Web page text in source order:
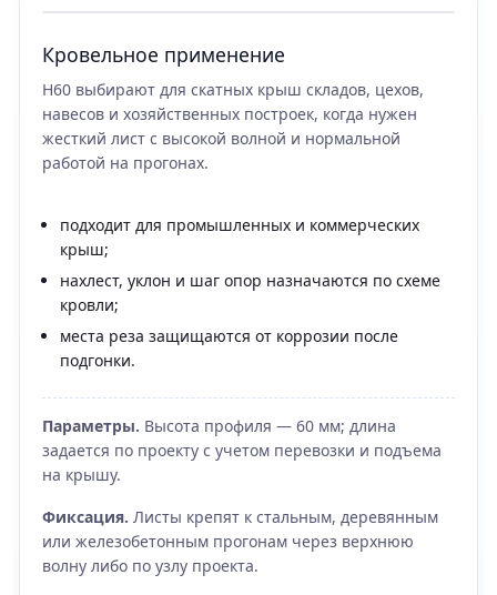
Кровельное применение
Н60 выбирают для скатных крыш складов, цехов,
навесов и хозяйственных построек, когда нужен
жесткий лист с высокой волной и нормальной
работой на прогонах.
подходит для промышленных и коммерческих
крыш;
нахлест, уклон и шаг опор назначаются по схеме
кровли;
места реза защищаются от коррозии после
подгонки.
Параметры. Высота профиля — 60 мм; длина
задается по проекту с учетом перевозки и подъема
на крышу.
Фиксация. Листы крепят к стальным, деревянным
или железобетонным прогонам через верхнюю
волну либо по узлу проекта.